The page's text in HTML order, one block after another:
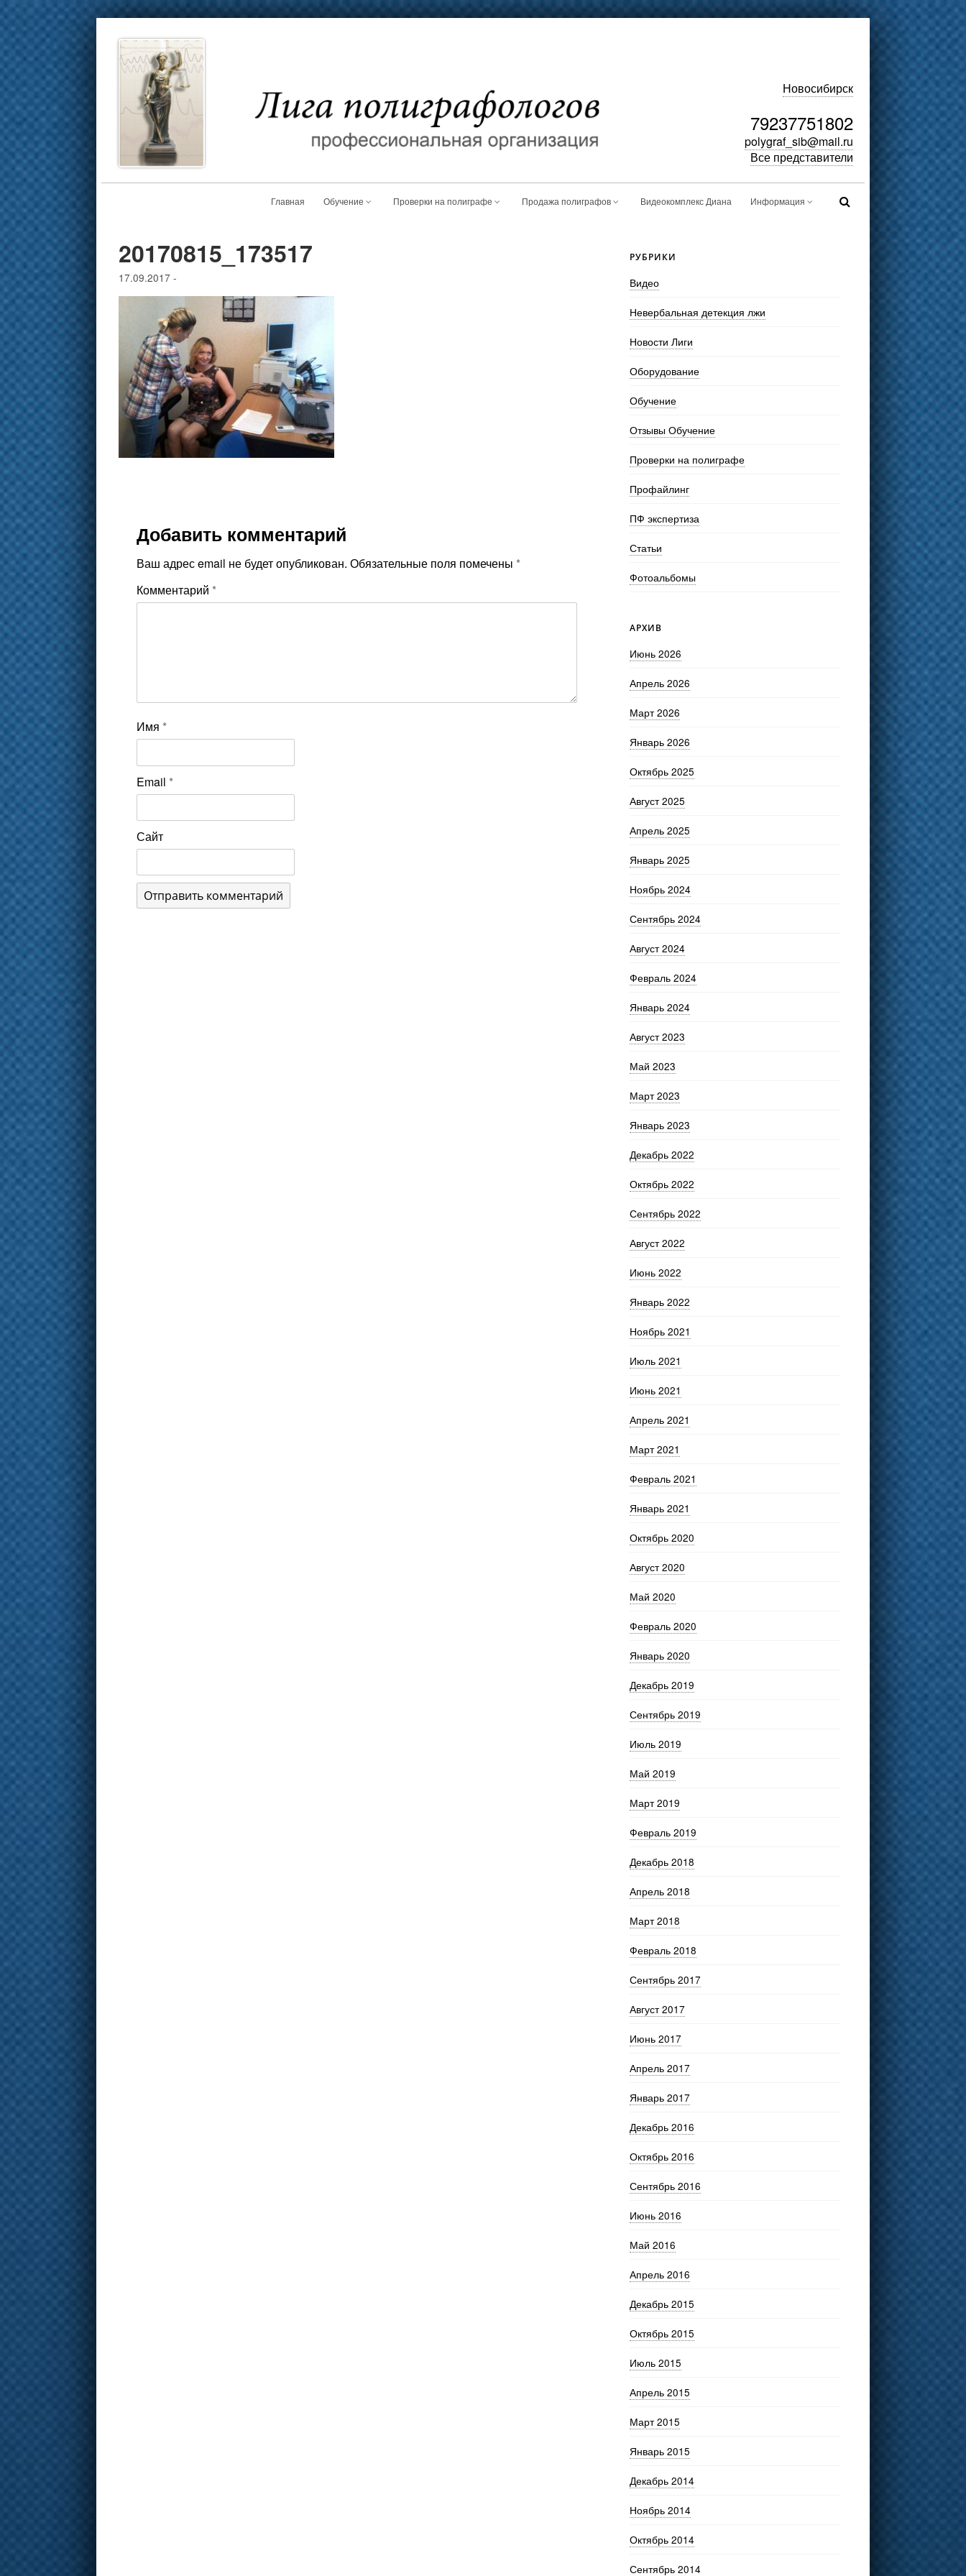
Новосибирск
79237751802
polygraf_sib@mail.ru
Все представители
Главная Обучение Проверки на полиграфе Продажа полиграфов Видеокомплекс Диана Информация
20170815_173517
17.09.2017 -
Добавить комментарий
Ваш адрес email не будет опубликован. Обязательные поля помечены *
Комментарий *
Имя *
Email *
Сайт
РУБРИКИ
Видео
Невербальная детекция лжи
Новости Лиги
Оборудование
Обучение
Отзывы Обучение
Проверки на полиграфе
Профайлинг
ПФ экспертиза
Статьи
Фотоальбомы
АРХИВ
Июнь 2026
Апрель 2026
Март 2026
Январь 2026
Октябрь 2025
Август 2025
Апрель 2025
Январь 2025
Ноябрь 2024
Сентябрь 2024
Август 2024
Февраль 2024
Январь 2024
Август 2023
Май 2023
Март 2023
Январь 2023
Декабрь 2022
Октябрь 2022
Сентябрь 2022
Август 2022
Июнь 2022
Январь 2022
Ноябрь 2021
Июль 2021
Июнь 2021
Апрель 2021
Март 2021
Февраль 2021
Январь 2021
Октябрь 2020
Август 2020
Май 2020
Февраль 2020
Январь 2020
Декабрь 2019
Сентябрь 2019
Июль 2019
Май 2019
Март 2019
Февраль 2019
Декабрь 2018
Апрель 2018
Март 2018
Февраль 2018
Сентябрь 2017
Август 2017
Июнь 2017
Апрель 2017
Январь 2017
Декабрь 2016
Октябрь 2016
Сентябрь 2016
Июнь 2016
Май 2016
Апрель 2016
Декабрь 2015
Октябрь 2015
Июль 2015
Апрель 2015
Март 2015
Январь 2015
Декабрь 2014
Ноябрь 2014
Октябрь 2014
Сентябрь 2014